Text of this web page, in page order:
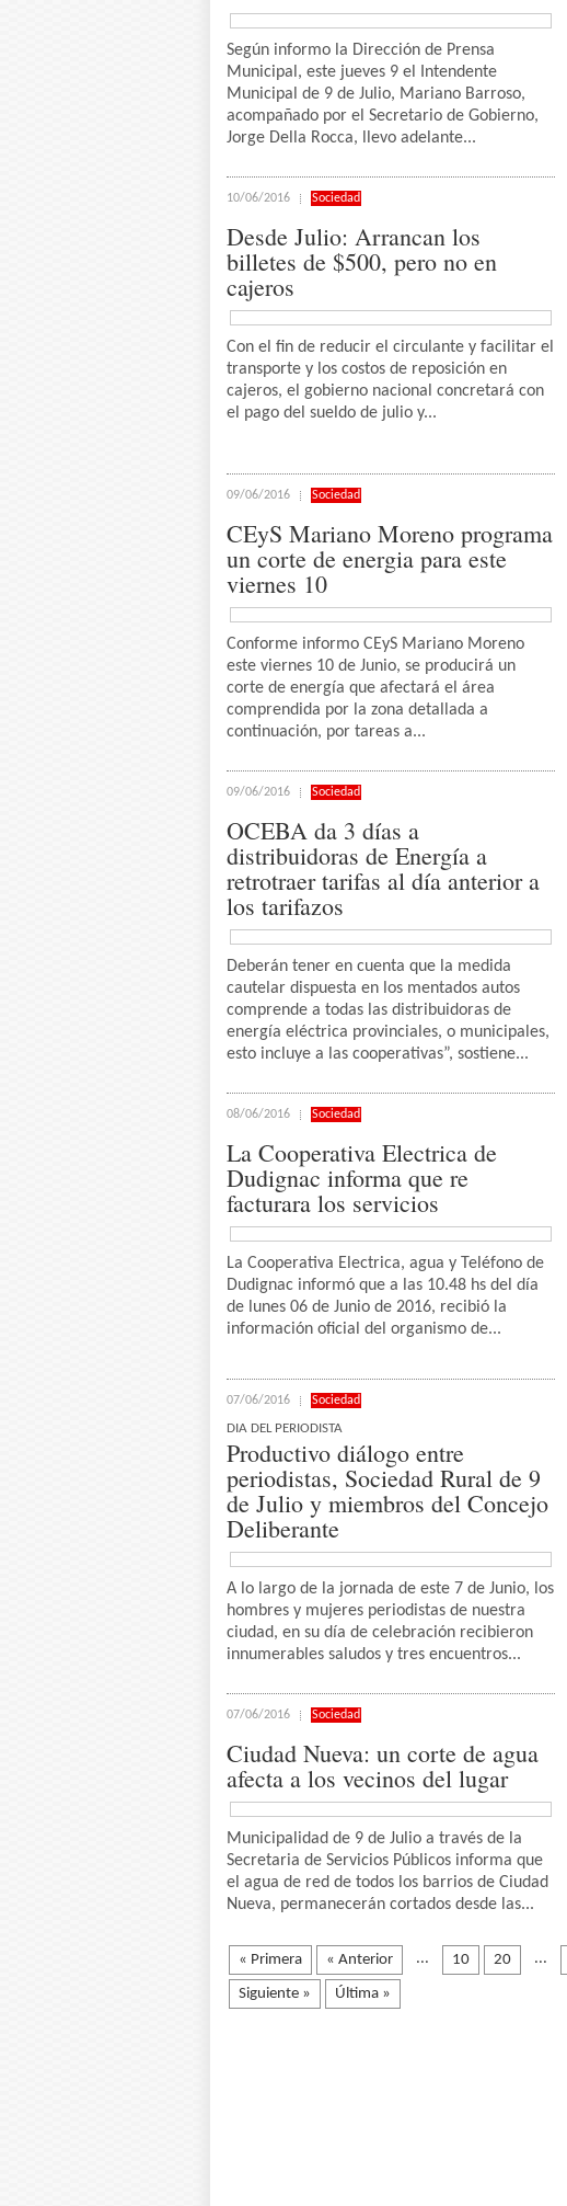
Según informo la Dirección de Prensa
Municipal, este jueves 9 el Intendente
Municipal de 9 de Julio, Mariano Barroso,
acompañado por el Secretario de Gobierno,
Jorge Della Rocca, llevo adelante...
10/06/2016 Sociedad
Desde Julio: Arrancan los
billetes de $500, pero no en
cajeros
Con el fin de reducir el circulante y facilitar el
transporte y los costos de reposición en
cajeros, el gobierno nacional concretará con
el pago del sueldo de julio y...
09/06/2016 Sociedad
CEyS Mariano Moreno programa
un corte de energia para este
viernes 10
Conforme informo CEyS Mariano Moreno
este viernes 10 de Junio, se producirá un
corte de energía que afectará el área
comprendida por la zona detallada a
continuación, por tareas a...
09/06/2016 Sociedad
OCEBA da 3 días a
distribuidoras de Energía a
retrotraer tarifas al día anterior a
los tarifazos
Deberán tener en cuenta que la medida
cautelar dispuesta en los mentados autos
comprende a todas las distribuidoras de
energía eléctrica provinciales, o municipales,
esto incluye a las cooperativas”, sostiene...
08/06/2016 Sociedad
La Cooperativa Electrica de
Dudignac informa que re
facturara los servicios
La Cooperativa Electrica, agua y Teléfono de
Dudignac informó que a las 10.48 hs del día
de lunes 06 de Junio de 2016, recibió la
información oficial del organismo de...
07/06/2016 Sociedad
DIA DEL PERIODISTA
Productivo diálogo entre
periodistas, Sociedad Rural de 9
de Julio y miembros del Concejo
Deliberante
A lo largo de la jornada de este 7 de Junio, los
hombres y mujeres periodistas de nuestra
ciudad, en su día de celebración recibieron
innumerables saludos y tres encuentros...
07/06/2016 Sociedad
Ciudad Nueva: un corte de agua
afecta a los vecinos del lugar
Municipalidad de 9 de Julio a través de la
Secretaria de Servicios Públicos informa que
el agua de red de todos los barrios de Ciudad
Nueva, permanecerán cortados desde las...
« Primera « Anterior ... 10 20 ...
Siguiente » Última »